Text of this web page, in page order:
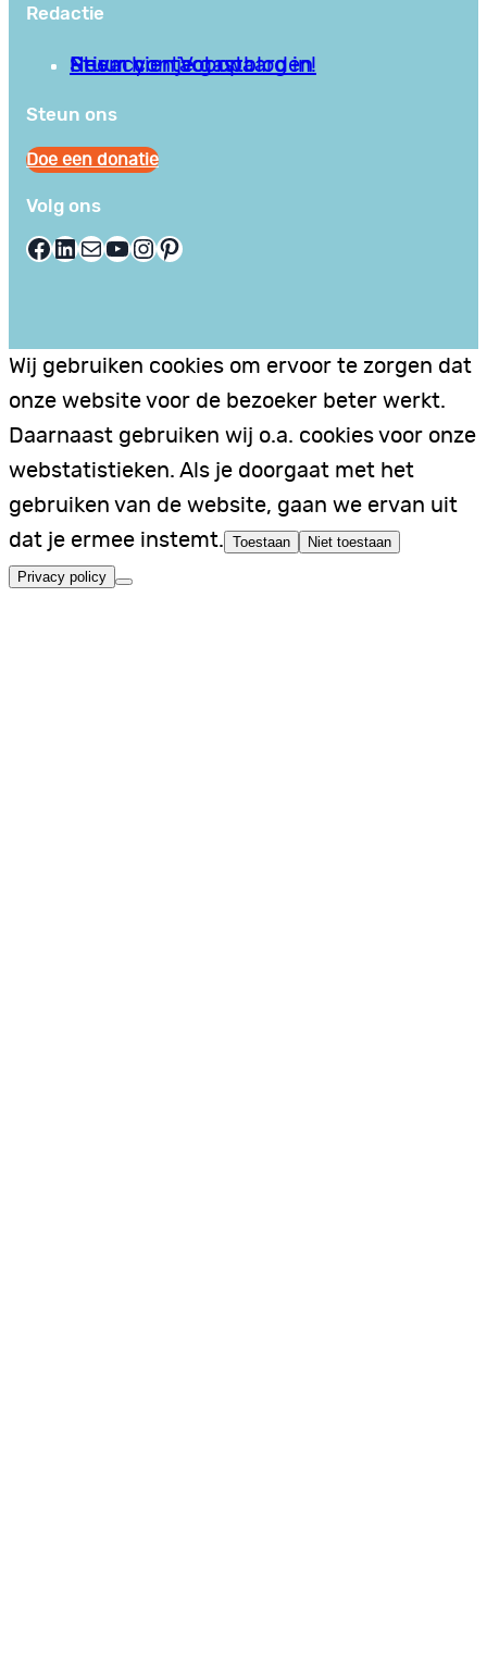
Redactie
Privacy en Voorwaarden
Stuur hier je gastblog in!
Neem contact op
Steun ons
Doe een donatie
Volg ons
Facebook LinkedIn E-mail YouTube InstagramPinterest
Wij gebruiken cookies om ervoor te zorgen dat
onze website voor de bezoeker beter werkt.
Daarnaast gebruiken wij o.a. cookies voor onze
webstatistieken. Als je doorgaat met het
gebruiken van de website, gaan we ervan uit
dat je ermee instemt. Toestaan Niet toestaan
Privacy policy